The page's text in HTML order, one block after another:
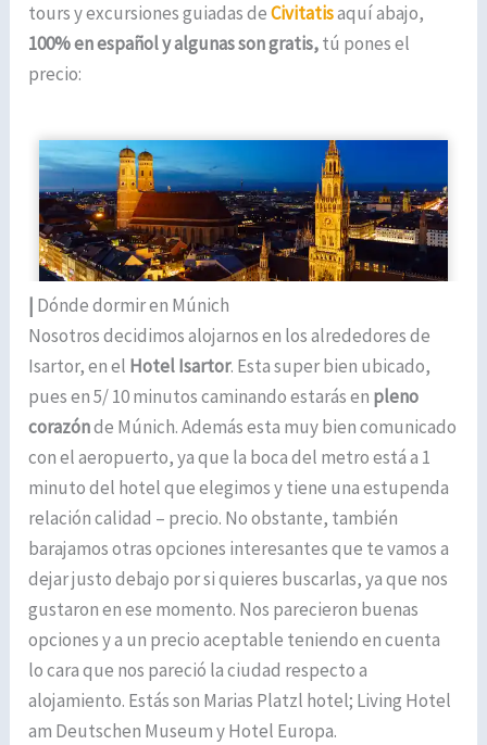
tours y excursiones guiadas deCivitatisaquí abajo,
100% en español y algunas son gratis,tú pones el
precio:
| Dónde dormir en Múnich
Nosotros decidimos alojarnos en los alrededores de
Isartor, en el Hotel Isartor. Esta super bien ubicado,
pues en 5/ 10 minutos caminando estarás en pleno
corazónde Múnich. Además esta muy bien comunicado
con el aeropuerto, ya que la boca del metro está a 1
minuto del hotel que elegimos y tiene una estupenda
relación calidad – precio. No obstante, también
barajamos otras opciones interesantes que te vamos a
dejar justo debajo por si quieres buscarlas, ya que nos
gustaron en ese momento. Nos parecieron buenas
opciones y a un precio aceptable teniendo en cuenta
lo cara que nos pareció la ciudad respecto a
alojamiento. Estás son Marias Platzl hotel; Living Hotel
am Deutschen Museum y Hotel Europa.